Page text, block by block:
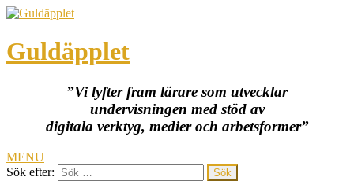
Guldäpplet
”Vi lyfter fram lärare som utvecklar
undervisningen med stöd av
digitala verktyg, medier och arbetsformer”
MENU
Sök efter: